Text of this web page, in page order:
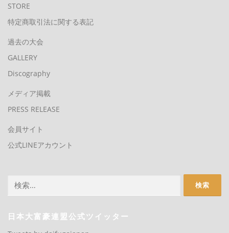
STORE
特定商取引法に関する表記
過去の大会
GALLERY
Discography
メディア掲載
PRESS RELEASE
会員サイト
公式LINEアカウント
索:
日本大富豪連盟公式ツイッター